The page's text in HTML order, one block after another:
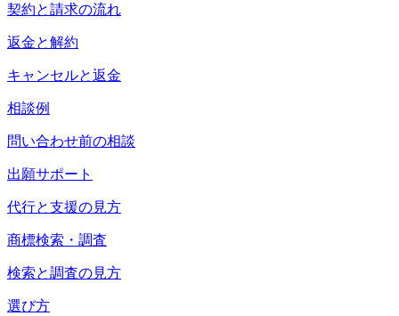
契約と請求の流れ
返金と解約
キャンセルと返金
相談例
問い合わせ前の相談
出願サポート
代行と支援の見方
商標検索・調査
検索と調査の見方
選び方